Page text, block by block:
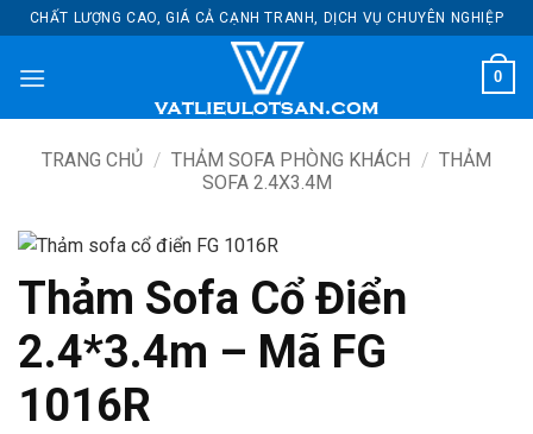
qua
nội
CHẤT LƯỢNG CAO, GIÁ CẢ CẠNH TRANH, DỊCH VỤ CHUYÊN NGHIỆP
0
TRANG CHỦ / THẢM SOFA PHÒNG KHÁCH / THẢM
SOFA 2.4X3.4M
Thảm Sofa Cổ Điển
2.4*3.4m – Mã FG
1016R